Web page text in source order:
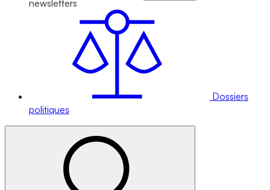
newsletters
Dossiers
politiques